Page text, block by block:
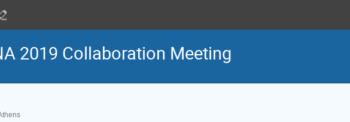
2019 Collaboration Meeting